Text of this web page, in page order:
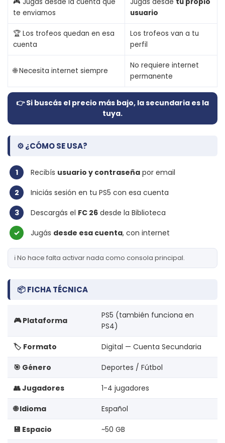
te enviamos
usuario
🏆 Los trofeos quedan en esa
cuenta
Los trofeos van a tu
perfil
🌐 Necesita internet siempre
No requiere internet
permanente
👉 Si buscás el precio más bajo, la secundaria es la
tuya.
⚙️ ¿CÓMO SE USA?
1 Recibís usuario y contraseña por email
2
Iniciás sesión en tu PS5 con esa cuenta
3
Descargás el FC 26 desde la Biblioteca
✓
Jugás desde esa cuenta, con internet
ℹ️ No hace falta activar nada como consola principal.
📦 FICHA TÉCNICA
🎮 Plataforma
PS5 (también funciona en
PS4)
🏷️ Formato Digital — Cuenta Secundaria
🎯 Género Deportes / Fútbol
👥 Jugadores 1-4 jugadores
🌐 Idioma Español
💾 Espacio ~50 GB